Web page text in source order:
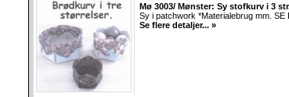
Mø 3003/ Mønster: Sy stofkurv i 3
Sy i patchwork *Materialebrug mm.
Se flere detaljer... »